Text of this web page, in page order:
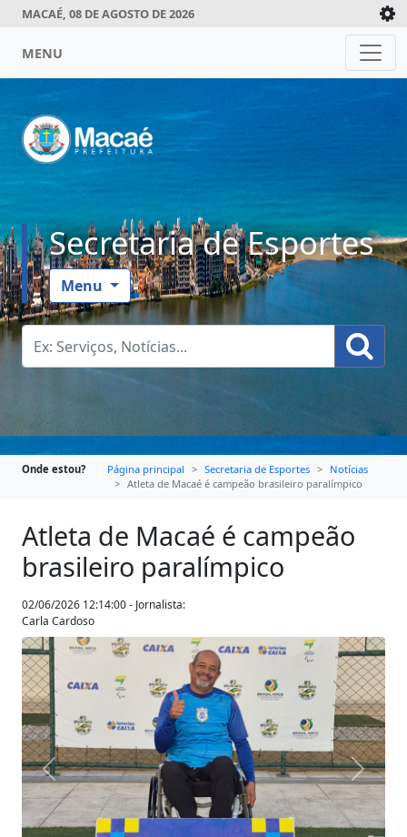
MACAÉ, 08 DE AGOSTO DE 2026
MENU
Secretaria de Esportes
Menu
Onde estou? Página principal Secretaria de Esportes
Notícias
Atleta de Macaé é campeão brasileiro paralímpico
Atleta de Macaé é campeão
brasileiro paralímpico
02/06/2026 12:14:00 - Jornalista:
Carla Cardoso
Anterior